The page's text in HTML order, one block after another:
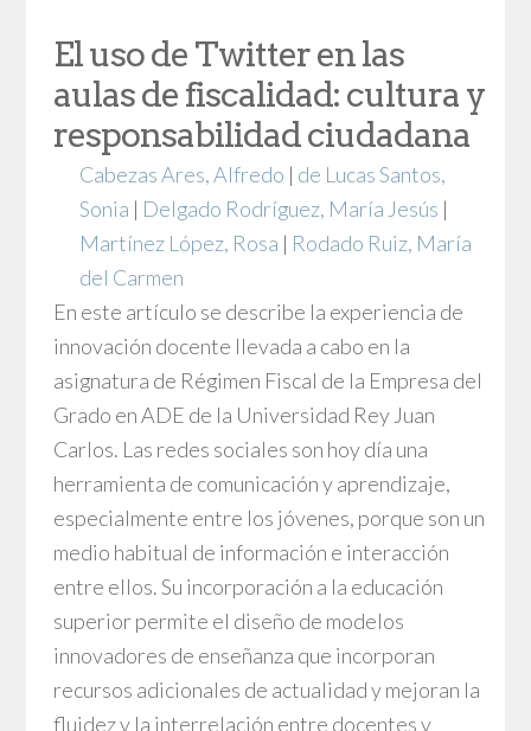
El uso de Twitter en las
aulas de fiscalidad: cultura y
responsabilidad ciudadana
Cabezas Ares, Alfredo | de Lucas Santos,
Sonia | Delgado Rodríguez, María Jesús |
Martínez López, Rosa | Rodado Ruiz, María
del Carmen
En este artículo se describe la experiencia de
innovación docente llevada a cabo en la
asignatura de Régimen Fiscal de la Empresa del
Grado en ADE de la Universidad Rey Juan
Carlos. Las redes sociales son hoy día una
herramienta de comunicación y aprendizaje,
especialmente entre los jóvenes, porque son un
medio habitual de información e interacción
entre ellos. Su incorporación a la educación
superior permite el diseño de modelos
innovadores de enseñanza que incorporan
recursos adicionales de actualidad y mejoran la
fluidez y la interrelación entre docentes y